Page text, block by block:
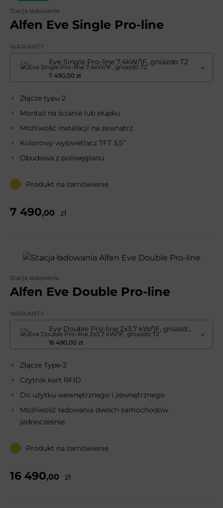
Stacja ładowania
Alfen Eve Single Pro-line
WARIANTY
Eve Single Pro-line 7,4kW/1F, gniazdo T2
7 490,00 zł
Złącze typu 2
Montaż na ścianie lub słupku
Możliwość instalacji na zewnątrz
Kolorowy wyświetlacz TFT 3,5”
Obudowa z poliwęglanu
Produkt na zamówienie
7 490,00 zł
Stacja ładowania
Alfen Eve Double Pro-line
WARIANTY
Eve Double Pro-line 2x3,7 kW/1F, gniazdo T2
16 490,00 zł
Złącze Type-2
Czytnik kart RFID
Do użytku wewnętrznego i zewnętrznego
Możliwość ładowania dwóch samochodów
jednocześnie
Produkt na zamówienie
16 490,00 zł